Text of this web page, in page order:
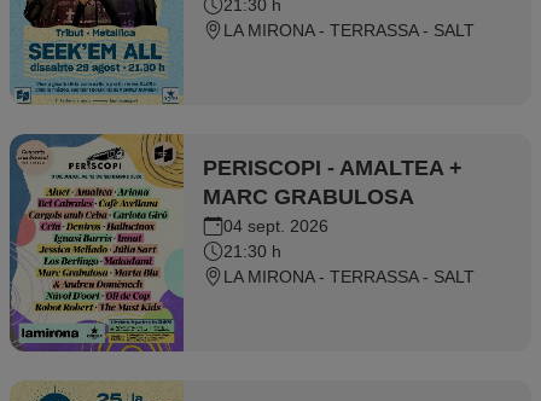
21:30 h
LA MIRONA - TERRASSA - SALT
PERISCOPI - AMALTEA +
MARC GRABULOSA
04 sept. 2026
21:30 h
LA MIRONA - TERRASSA - SALT